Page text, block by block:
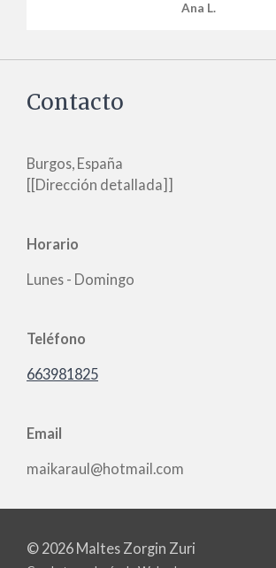
Ana L.
Contacto
Burgos, España
[[Dirección detallada]]
Horario
Lunes - Domingo
Teléfono
663981825
Email
maikaraul@hotmail.com
© 2026 Maltes Zorgin Zuri